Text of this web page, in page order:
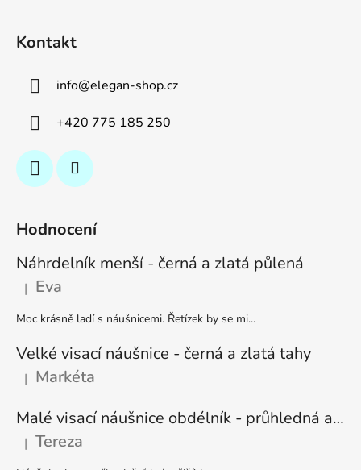
Kontakt
info@elegan-shop.cz
+420 775 185 250
Hodnocení
Náhrdelník menší - černá a zlatá půlená
Hodnocení produktu je 5 z 5 hvězdiček.
| Eva
Moc krásně ladí s náušnicemi. Řetízek by se mi...
Velké visací náušnice - černá a zlatá tahy
Hodnocení produktu je 5 z 5 hvězdiček.
| Markéta
Malé visací náušnice obdélník - průhledná a stříbrná
Hodnocení produktu je 5 z 5 hvězdiček.
| Tereza